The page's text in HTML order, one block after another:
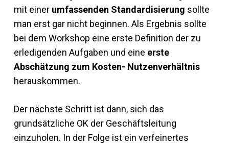
mit einer umfassenden Standardisierung sollte
man erst gar nicht beginnen. Als Ergebnis sollte
bei dem Workshop eine erste Definition der zu
erledigenden Aufgaben und eine erste
Abschätzung zum Kosten- Nutzenverhältnis
herauskommen.
Der nächste Schritt ist dann, sich das
grundsätzliche OK der Geschäftsleitung
einzuholen. In der Folge ist ein verfeinertes